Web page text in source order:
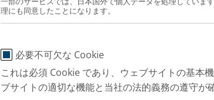
理にも同意したことになります。
必要不可欠な Cookie
これは必須 Cookie であり、ウェブサイトの基本
ブサイトの適切な機能と当社の法的義務の遵守が